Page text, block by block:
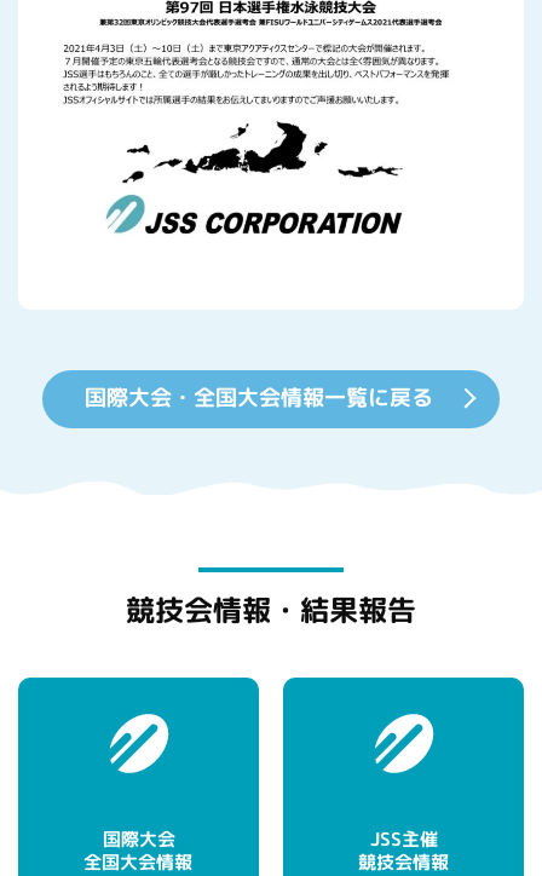
国際大会・全国大会情報一覧に戻る
競技会情報・結果報告
国際大会
全国大会情報
JSS主催
競技会情報